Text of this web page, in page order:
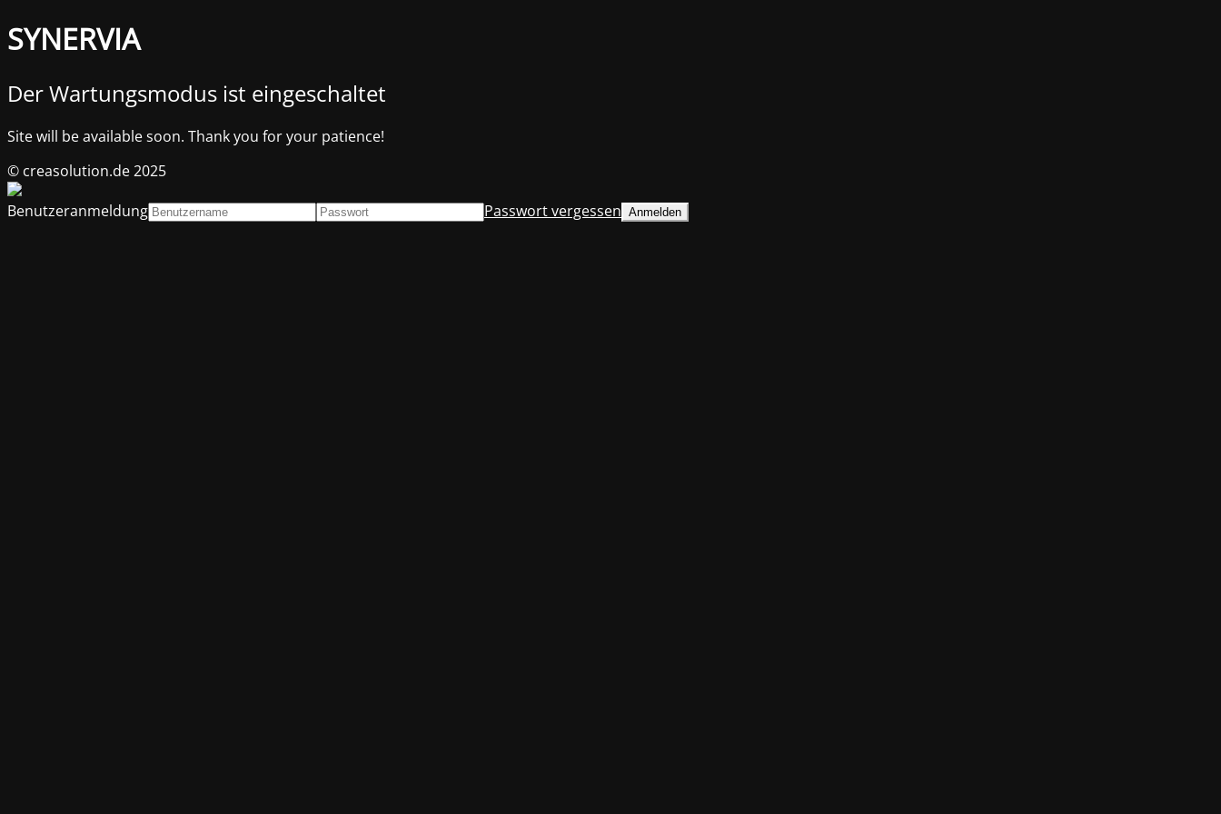
SYNERVIA
Der Wartungsmodus ist eingeschaltet
Site will be available soon. Thank you for your patience!
© creasolution.de 2025
Benutzeranmeldung
Passwort vergessen